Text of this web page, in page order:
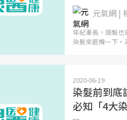
元氣網 |
年紀漸長，頭髮
染髮來遮掩一下。
2020-06-19
染髮前到底
必知「4大